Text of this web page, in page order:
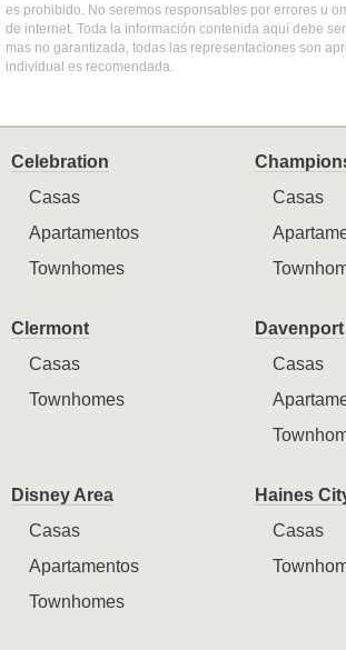
es prohibido. No seremos responsables por errores u
de internet. Toda la información contenida aquí debe
mas no garantizada, todas las representaciones son
individual es recomendada.
Celebration
Casas
Apartamentos
Townhomes
Casas
Clermont
Casas
Townhomes
Davenport
Casas
Disney Area
Casas
Apartamentos
Townhomes
Haines
Casas